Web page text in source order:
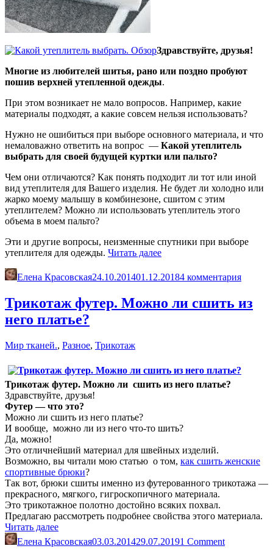
Здравствуйте, друзья!
Многие из любителей шитья, рано или поздно пробуют
пошив верхней утепленной одежды.
При этом возникает не мало вопросов. Например, какие
материалы подходят, а какие совсем нельзя использовать?
Нужно не ошибиться при выборе основного материала, и что
немаловажно ответить на вопрос — Какой утеплитель
выбрать для своей будущей куртки или пальто?
Чем они отличаются? Как понять подходит ли тот или иной
вид утеплителя для Вашего изделия. Не будет ли холодно или
жарко моему малышу в комбинезоне, сшитом с этим
утеплителем? Можно ли использовать утеплитель этого
объема в моем пальто?
Эти и другие вопросы, неизменные спутники при выборе
утеплителя для одежды. Читать далее«Какой
выбрать.
Видеообзор»
Елена Красовская24.10.201401.12.20184 комментария
Трикотаж футер. Можно ли сшить из
него платье?
Мир тканей., Разное, Трикотаж
Трикотаж футер. Можно ли сшить из него платье?
Здравствуйте, друзья!
Футер — что это?
Можно ли сшить из него платье?
И вообще, можно ли из него что-то шить?
Да, можно!
Это отличнейший материал для швейных изделий.
Возможно, вы читали мою статью о том, как сшить женские
спортивные брюки?
Так вот, брюки сшиты именно из футерованного трикотажа —
прекрасного, мягкого, гигроскопичного материала.
Это трикотажное полотно достойно всяких похвал.
Предлагаю рассмотреть подробнее свойства этого материала.
Читать далее«Трикотаж
Можно
Елена Красовская03.03.201429.07.20191 Comment